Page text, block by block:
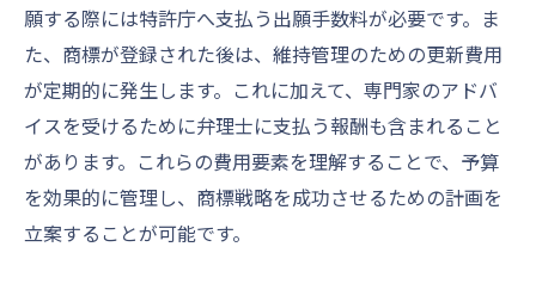
商標維持に必要な資金リソースの確保
初期費用と維持費用のバランスを取る方法
商標デザインが料金に及ぼす影響とその最適化
商標デザインの選定が費用に与える影響を
知る
コストの影響を抑えるためのデザイン戦略
願する際には特許庁へ支払う出願手数料が必要です。ま
た、商標が登録された後は、維持管理のための更新費用
が定期的に発生します。これに加えて、専門家のアドバ
イスを受けるために弁理士に支払う報酬も含まれること
があります。これらの費用要素を理解することで、予算
を効果的に管理し、商標戦略を成功させるための計画を
立案することが可能です。